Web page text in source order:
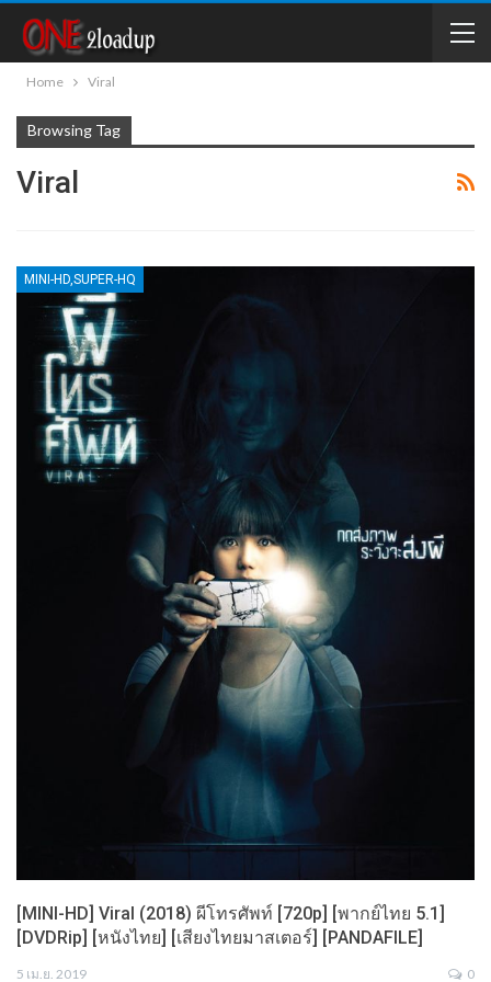
Home Viral
Browsing Tag
Viral
MINI-HD,SUPER-HQ
[MINI-HD] Viral (2018) ผีโทรศัพท์ [720p] [พากย์ไทย 5.1]
[DVDRip] [หนังไทย] [เสียงไทยมาสเตอร์] [PANDAFILE]
5 เม.ย. 2019 0